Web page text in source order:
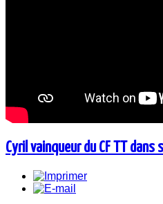
Cyril vainqueur du CF TT dans